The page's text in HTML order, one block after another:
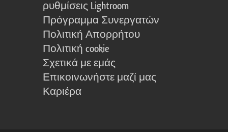
ρυθμίσεις Lightroom
Πρόγραμμα Συνεργατών
Πολιτική Απορρήτου
Πολιτική cookie
Σχετικά με εμάς
Επικοινωνήστε μαζί μας
Καριέρα